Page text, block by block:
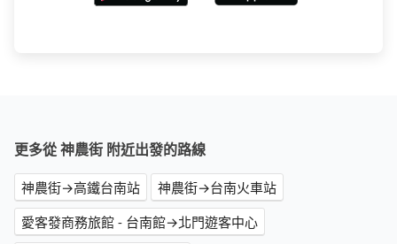
更多從 神農街 附近出發的路線
神農街→高鐵台南站
神農街→台南火車站
愛客發商務旅館 - 台南館→北門遊客中心